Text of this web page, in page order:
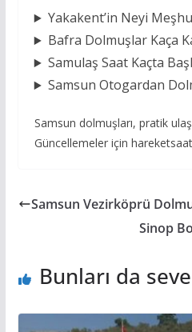
Yakakent’in Neyi
Bafra Dolmuşlar Kaça
Samulaş Saat Kaçta
Samsun Otogardan
Samsun dolmuşları, pratik
Güncellemeler için
Samsun Vezirköprü
Sinop
Bunları da